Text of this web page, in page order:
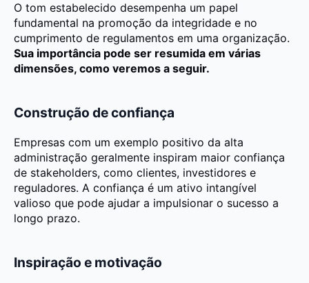
O tom estabelecido desempenha um papel
fundamental na promoção da integridade e no
cumprimento de regulamentos em uma organização.
Sua importância pode ser resumida em várias
dimensões, como veremos a seguir.
Construção de confiança
Empresas com um exemplo positivo da alta
administração geralmente inspiram maior confiança
de stakeholders, como clientes, investidores e
reguladores. A confiança é um ativo intangível
valioso que pode ajudar a impulsionar o sucesso a
longo prazo.
Inspiração e motivação